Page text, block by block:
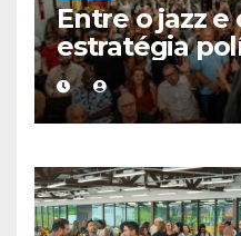
Entre o jazz e
estratégia
agenda de
interior do Rio